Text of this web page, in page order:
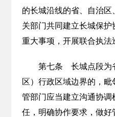
的长城沿线的省、自治
关部门共同建立长城保
重大事项，开展联合执法
第七条 长城点段为
区）行政区域边界的，
管部门应当建立沟通协
任，明确协作要求，做